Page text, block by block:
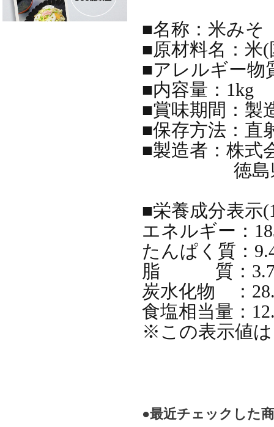
■名称：米みそ
■原材料名：米
■アレルギー物
■内容量：1kg
■賞味期間：製
■保存方法：直
■製造者：株式
徳島県小
■栄養成分表示
エネルギー：
たんぱく質：
脂 質：
炭水化物 ：
食塩相当量：
※この表示値
●最近チェックした